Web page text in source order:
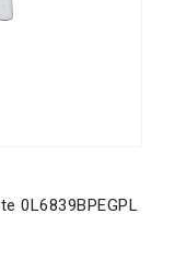
0L6839BPEGPL